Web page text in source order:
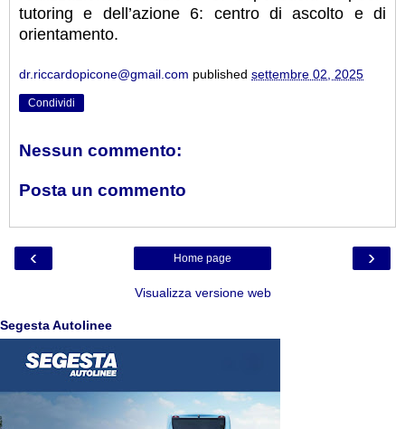
tutoring e dell’azione 6: centro di ascolto e di
orientamento.
dr.riccardopicone@gmail.com published settembre 02, 2025
Condividi
Nessun commento:
Posta un commento
‹ ›
Home page
Visualizza versione web
Segesta Autolinee